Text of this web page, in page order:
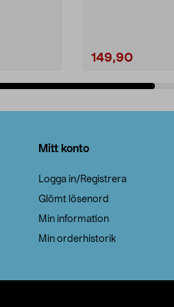
149,90
Mitt konto
Logga in/Registrera
Glömt lösenord
Min information
Min orderhistorik